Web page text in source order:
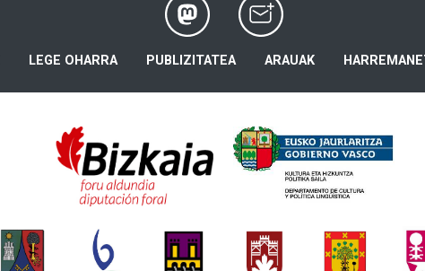
LEGE OHARRA PUBLIZITATEA ARAUAK